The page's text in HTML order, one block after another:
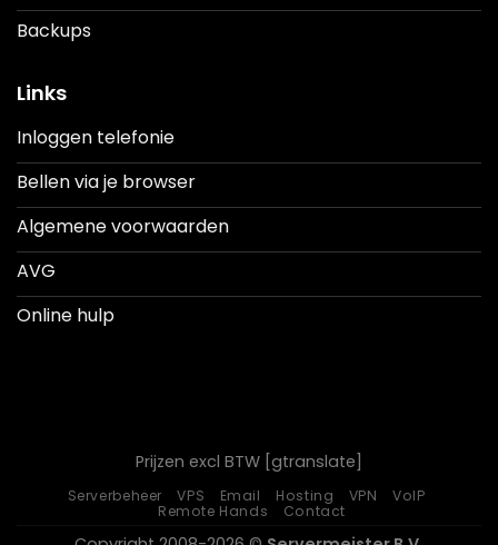
Backups
Links
Inloggen telefonie
Bellen via je browser
Algemene voorwaarden
AVG
Online hulp
Prijzen excl BTW [gtranslate]
Serverbeheer VPS Email Hosting VPN
VoIP
Remote Hands
Contact